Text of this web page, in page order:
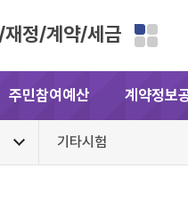
재정/계약/세금
주민참여예산 계약정보
기타시험